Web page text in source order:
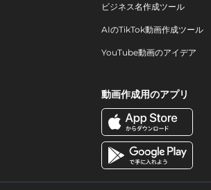
ビジネス名作成ツール
AIのTikTok動画作成ツール
YouTube動画のアイデア
動画作成用のアプリ